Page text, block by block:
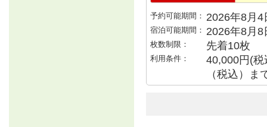
予約可能期間： 2026年8月
宿泊可能期間： 2026年8月
枚数制限： 先着10枚
利用条件：
40,000円(
（税込）ま